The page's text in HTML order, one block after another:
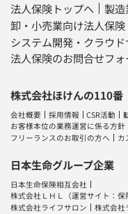
法人保険トップへ
製
卸・小売業向け法人保険
システム開発・クラウ
法人保険のお問合せフォ
株式会社ほけんの110番
会社概要 採用情報 CSR活動
お客様本位の業務運営に係る方針
フリーランスのお取引の方へ
カ
日本生命グループ企業
日本生命保険相互会社
株式会社ＬＨＬ （運営サイト：保
株式会社ライフサロン
株式会社